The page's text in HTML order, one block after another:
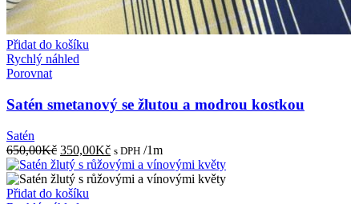
Přidat do košíku
Rychlý náhled
Porovnat
Satén smetanový se žlutou a modrou kostkou
Satén
650,00Kč Původní
cena
byla:
650,00Kč.
350,00KčAktuální
cena
je:
s DPH /1m
Přidat do košíku